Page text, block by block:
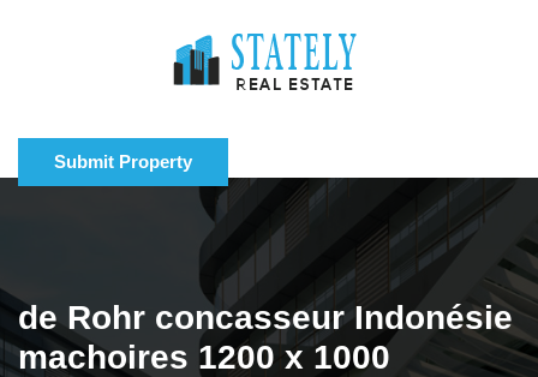
Submit Property
de Rohr concasseur Indonésie
machoires 1200 x 1000